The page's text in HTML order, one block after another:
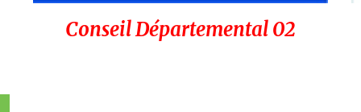
Conseil Départemental 02